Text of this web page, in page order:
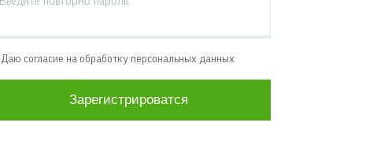
Даю согласие на обработку персональных данных